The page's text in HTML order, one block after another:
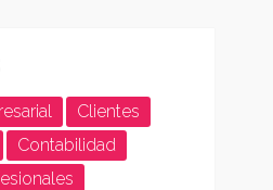
Clientes
Contabilidad